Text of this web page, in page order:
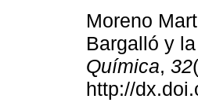
Moreno
Bargalló y
Química, 32
http://